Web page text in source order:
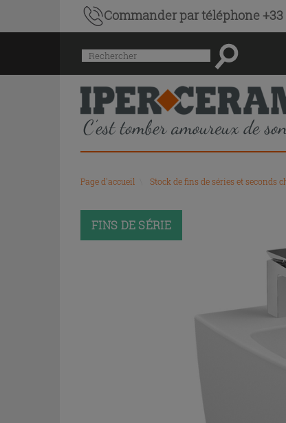
Commander par téléphone +33
Menu
de
l'historique
des
recherches
et
du
contenu
du
Rechercher
Page d'accueil Stock de fins de séries et seconds
PROMO
FINS DE SÉRIE